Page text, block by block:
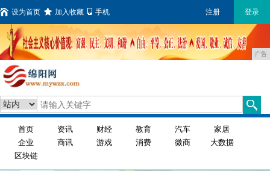
设为首页 加入收藏 手机 注册 登录
广告
首页 资讯 财经 教育 汽车
家居
企业
商讯 游戏 消费 微商
大数据
区块链